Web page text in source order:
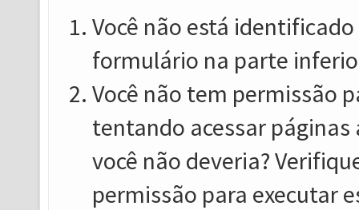
Você não está
formulário na parte
Você não tem permissão
tentando acessar
você não deveria?
permissão para executar